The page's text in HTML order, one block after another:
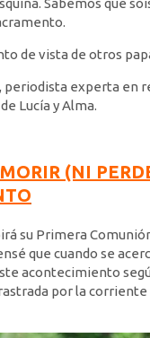
Sabemos que
de vista de otros
, periodista experta en
Lucía y Alma.
(NI
su Primera
que cuando se
acontecimiento
por la